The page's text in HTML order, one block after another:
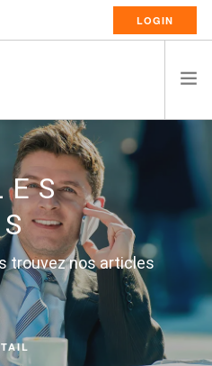
LOGIN
trouvez nos articles